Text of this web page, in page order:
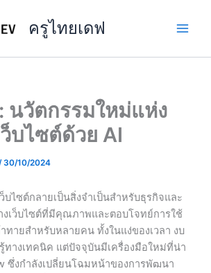
ครูไทยเดฟ
นวัตกรรมใหม่แห่ง
บไซต์ด้วย AI
/30/10/2024
ไซต์กลายเป็นสิ่งจำเป็นสำหรับธุรกิจและ
งเว็บไซต์ที่มีคุณภาพและตอบโจทย์การใช้
ทายสำหรับหลายคน ทั้งในแง่ของเวลา งบ
างเทคนิค แต่ปัจจุบันมีเครื่องมือใหม่ที่น่า
ซึ่งกำลังเปลี่ยนโฉมหน้าของการพัฒนา